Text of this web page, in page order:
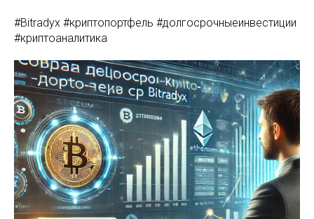
#Bitradyx #криптопортфель #долгосрочныеинвестиции
#криптоаналитика